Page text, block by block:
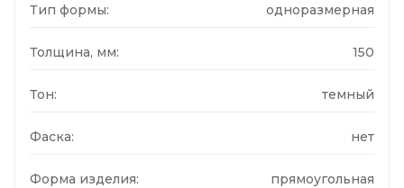
Тип формы: одноразмерная
Толщина, мм: 150
Тон: темный
Фаска: нет
Форма изделия: прямоугольная